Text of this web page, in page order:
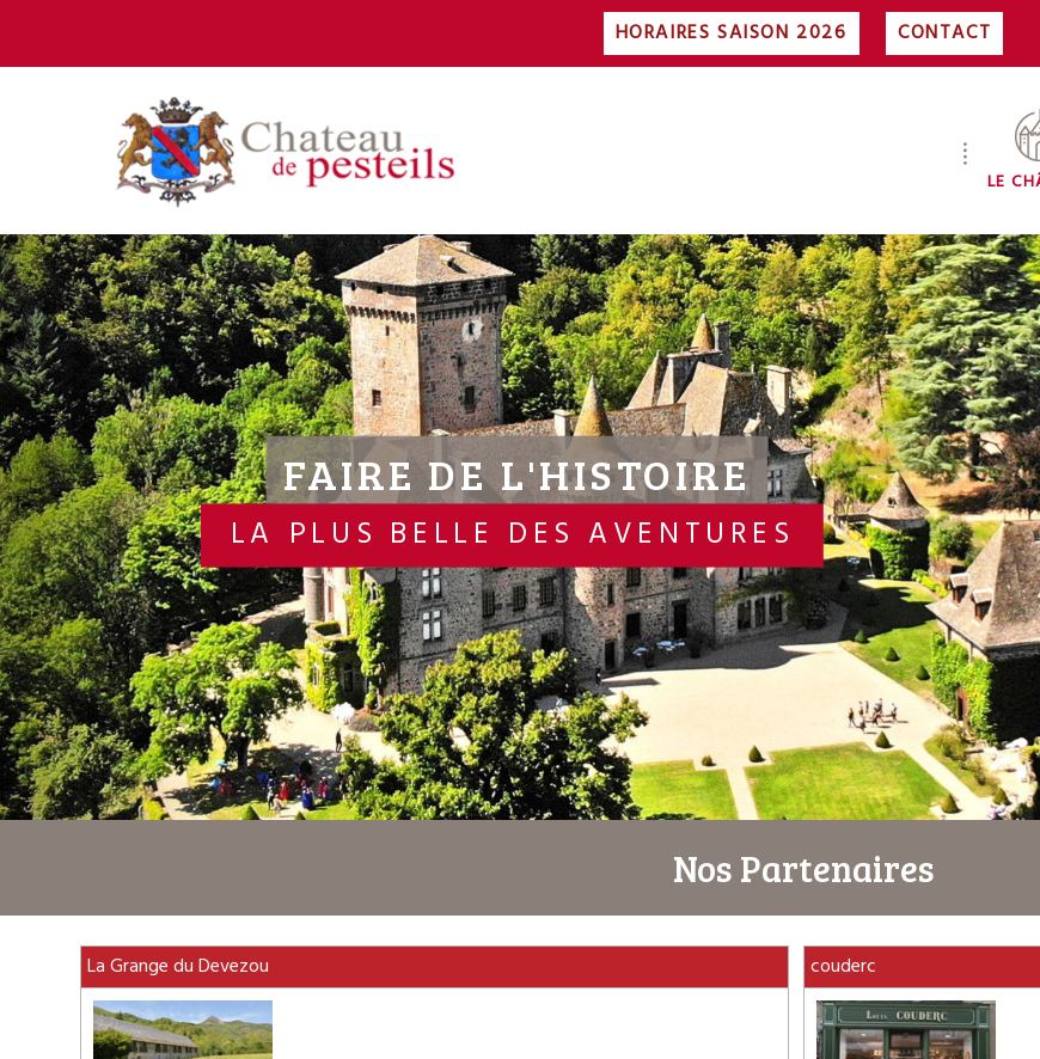
HORAIRES SAISON 2026 CONTACT
LE
FAIRE DE L'HISTOIRE
LA PLUS BELLE DES AVENTURES
700
Nos Partenaires
La Grange du Devezou couderc